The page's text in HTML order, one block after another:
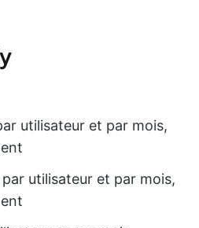
utilisateur et par mois,
utilisateur et par mois,